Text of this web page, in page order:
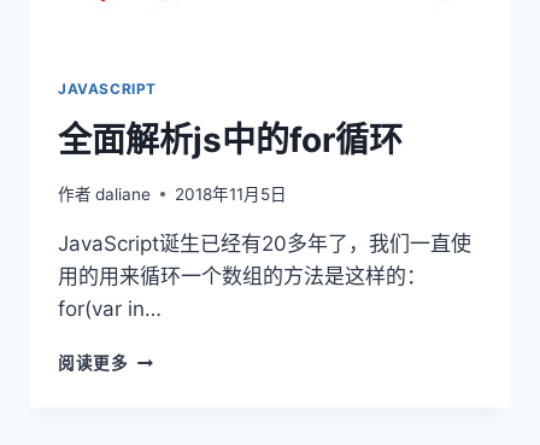
JAVASCRIPT
全面解析js中的for循环
作者 daliane 2018年11月5日
JavaScript诞生已经有20多年了，我们一直使
用的用来循环一个数组的方法是这样的：
for(var in…
阅读更多